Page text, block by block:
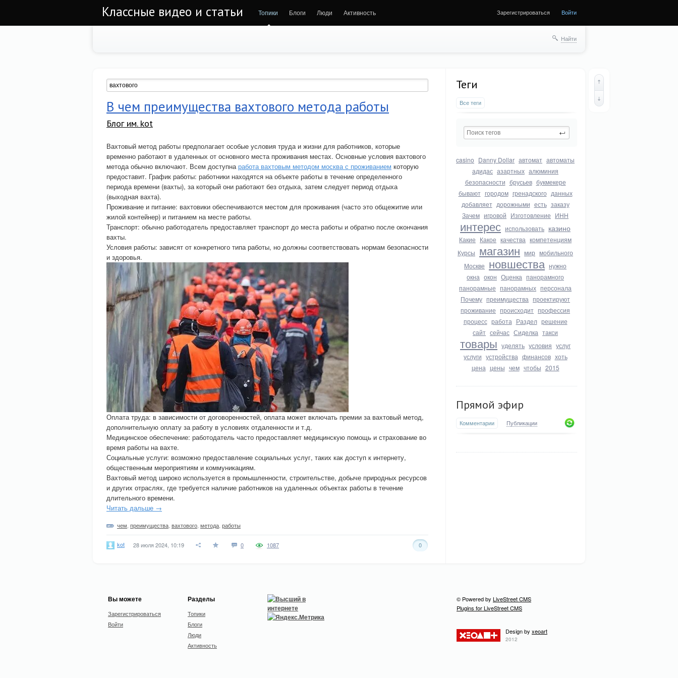
Классные видео и статьи Топики Блоги Люди Активность Зарегистрироваться Войти
Найти
Теги
Все теги
casino Danny Dollar автомат автоматы
адидас азартных алюминия
безопасности брусьев букмекере
бывают городом гренадского данных
добавляет дорожными есть заказу
Зачем игровой Изготовление ИНН
интерес использовать казино
Какие Какое качества компетенциям
Курсы магазин мир мобильного
Москве новшества нужно
окна окон Оценка панорамного
панорамные панорамных персонала
Почему преимущества проектируют
проживание происходит профессия
процесс работа Раздел решение
сайт сейчас Сиделка такси
товары уделять условия услуг
услуги устройства финансов хоть
цена цены чем чтобы 2015
Прямой эфир
Комментарии Публикации
В чем преимущества вахтового метода работы
Блог им. kot
Вахтовый метод работы предполагает особые условия труда и жизни для работников, которые
временно работают в удаленных от основного места проживания местах. Основные условия вахтового
метода обычно включают. Всем доступнаработа вахтовым методом москва с проживанием которую
предоставит. График работы: работники находятся на объекте работы в течение определенного
периода времени (вахты), за который они работают без отдыха, затем следует период отдыха
(выходная вахта).
Проживание и питание: вахтовики обеспечиваются местом для проживания (часто это общежитие или
жилой контейнер) и питанием на месте работы.
Транспорт: обычно работодатель предоставляет транспорт до места работы и обратно после окончания
вахты.
Условия работы: зависят от конкретного типа работы, но должны соответствовать нормам безопасности
и здоровья.
Оплата труда: в зависимости от договоренностей, оплата может включать премии за вахтовый метод,
дополнительную оплату за работу в условиях отдаленности и т.д.
Медицинское обеспечение: работодатель часто предоставляет медицинскую помощь и страхование во
время работы на вахте.
Социальные услуги: возможно предоставление социальных услуг, таких как доступ к интернету,
общественным мероприятиям и коммуникациям.
Вахтовый метод широко используется в промышленности, строительстве, добыче природных ресурсов
и других отраслях, где требуется наличие работников на удаленных объектах работы в течение
длительного времени.
Читать дальше →
чем преимущества вахтового метода работы
kot 28 июля 2024, 10:19 0 0
1087
Вы можете
Зарегистрироваться
Войти
Разделы
Топики
Блоги
Люди
Активность
© Powered by LiveStreet CMS
Plugins for LiveStreet CMS
Design by xeoart
2012